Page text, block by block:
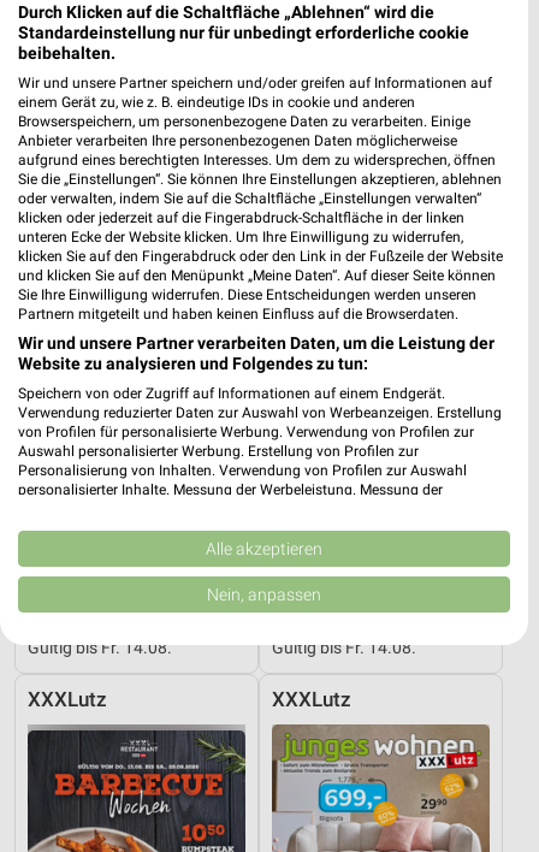
45 km
Küchen Preishits!
Gültig bis Fr. 21.08.
45 km
Gartenmöbel-Abverkauf
Gültig bis Fr. 28.08.
XXXLutz
45 km
Gültig bis Fr. 14.08.
XXXLutz
Gültig bis Fr. 14.08.
XXXLutz XXXLutz
Durch Klicken auf die Schaltfläche „Ablehnen“ wird die
Standardeinstellung nur für unbedingt erforderliche cookie
beibehalten.
Wir und unsere Partner speichern und/oder greifen auf Informationen auf
einem Gerät zu, wie z. B. eindeutige IDs in cookie und anderen
Browserspeichern, um personenbezogene Daten zu verarbeiten. Einige
Anbieter verarbeiten Ihre personenbezogenen Daten möglicherweise
aufgrund eines berechtigten Interesses. Um dem zu widersprechen, öffnen
Sie die „Einstellungen“. Sie können Ihre Einstellungen akzeptieren, ablehnen
oder verwalten, indem Sie auf die Schaltfläche „Einstellungen verwalten“
klicken oder jederzeit auf die Fingerabdruck-Schaltfläche in der linken
unteren Ecke der Website klicken. Um Ihre Einwilligung zu widerrufen,
klicken Sie auf den Fingerabdruck oder den Link in der Fußzeile der Website
und klicken Sie auf den Menüpunkt „Meine Daten“. Auf dieser Seite können
Sie Ihre Einwilligung widerrufen. Diese Entscheidungen werden unseren
Partnern mitgeteilt und haben keinen Einfluss auf die Browserdaten.
Wir und unsere Partner verarbeiten Daten, um die Leistung der
Website zu analysieren und Folgendes zu tun:
Speichern von oder Zugriff auf Informationen auf einem Endgerät.
Verwendung reduzierter Daten zur Auswahl von Werbeanzeigen. Erstellung
von Profilen für personalisierte Werbung. Verwendung von Profilen zur
Auswahl personalisierter Werbung. Erstellung von Profilen zur
Personalisierung von Inhalten. Verwendung von Profilen zur Auswahl
personalisierter Inhalte. Messung der Werbeleistung. Messung der
Kombinationen von Daten aus verschiedenen Quellen. Entwicklung und
Verbesserung der Angebote. Verwendung reduzierter Daten zur Auswahl
von Inhalten.
Daten können außerhalb der Europäischen Union weitergegeben und in die
Website/App.
IAB-Verarbeitungszwecke:
Speichern von oder Zugriff auf Informationen
auf einem Endgerät
Alle akzeptieren
Nein, anpassen